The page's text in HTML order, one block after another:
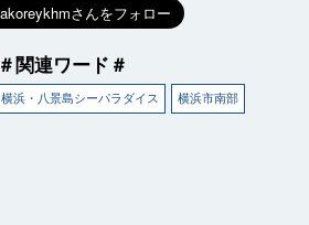
＃関連ワード＃
横浜・八景島シーパラダイス 横浜市南部